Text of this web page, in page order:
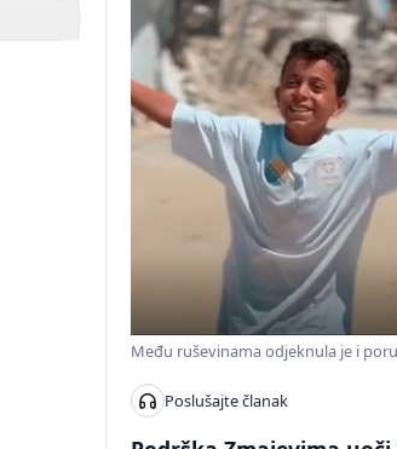
Među ruševinama odjeknula je i
Poslušajte članak